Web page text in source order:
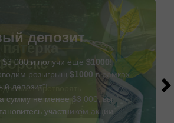
депозит
$3 000 и получи еще $1000!
розыгрыш $1000 в рамках
депозит"!
сумму не менее $3 000, вы
участником акции.